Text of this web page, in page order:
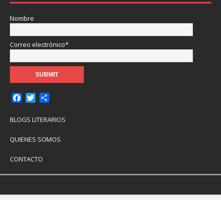
Nombre
Correo electrónico*
c
b
o
i
t
r
m
a
r
BLOGS LITERARIOS
QUIENES SOMOS
CONTACTO